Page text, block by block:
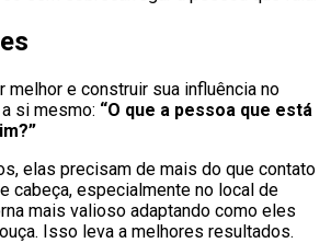
melhor e construir sua influência no
si mesmo: “O que a pessoa que está
elas precisam de mais do que contato
cabeça, especialmente no local de
mais valioso adaptando como eles
Isso leva a melhores resultados.